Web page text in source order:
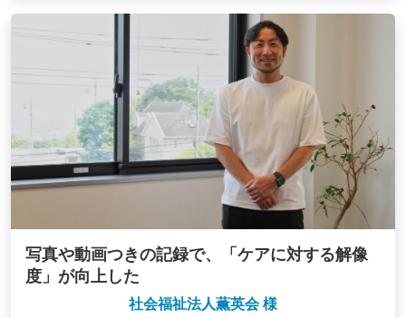
写真や動画つきの記録で、「ケアに対する解像
度」が向上した
社会福祉法人薫英会 様